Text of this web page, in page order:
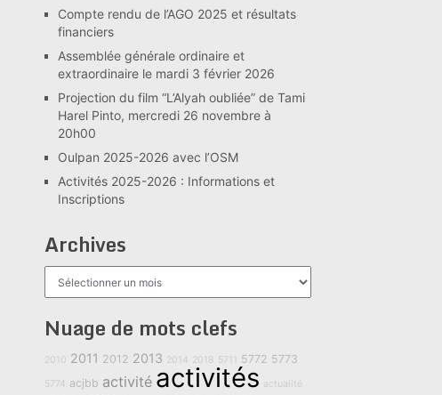
Compte rendu de l’AGO 2025 et résultats
financiers
Assemblée générale ordinaire et
extraordinaire le mardi 3 février 2026
Projection du film “L’Alyah oubliée” de Tami
Harel Pinto, mercredi 26 novembre à
20h00
Oulpan 2025-2026 avec l’OSM
Activités 2025-2026 : Informations et
Inscriptions
Archives
Nuage de mots clefs
2010 2011 2012 2013 2014 2018 5711 5772 5773
5774 acjbb activité activités actualité